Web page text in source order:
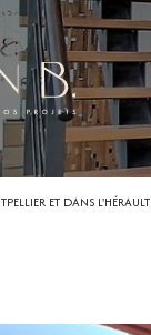
ET DANS L'HÉRAULT